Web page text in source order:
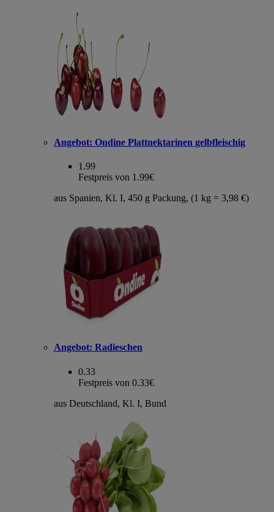
Angebot: Ondine Plattnektarinen gelbfleischig
1.99
Festpreis von 1.99€
aus Spanien, Kl. I, 450 g Packung, (1 kg = 3,98 €)
Angebot: Radieschen
0.33
Festpreis von 0.33€
aus Deutschland, Kl. I, Bund